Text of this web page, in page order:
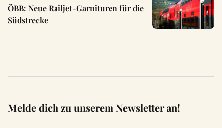
ÖBB: Neue Railjet-Garnituren für die
Südstrecke
Melde dich zu unserem Newsletter an!